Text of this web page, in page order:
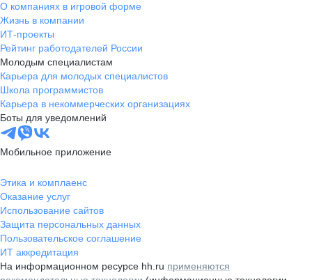
О компаниях в игровой форме
Жизнь в компании
ИТ-проекты
Рейтинг работодателей России
Молодым специалистам
Карьера для молодых специалистов
Школа программистов
Карьера в некоммерческих организациях
Боты для уведомлений
Мобильное приложение
Этика и комплаенс
Оказание услуг
Использование сайтов
Защита персональных данных
Пользовательское соглашение
ИТ аккредитация
На информационном ресурсе hh.ru применяются